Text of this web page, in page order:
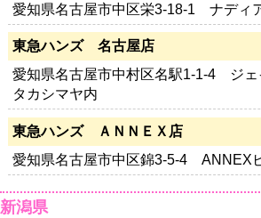
愛知県名古屋市中区栄3-18-1 ナディ
東急ハンズ 名古屋店
愛知県名古屋市中村区名駅1-1-4 ジ
タカシマヤ内
東急ハンズ ＡＮＮＥＸ店
愛知県名古屋市中区錦3-5-4 ANNEX
新潟県